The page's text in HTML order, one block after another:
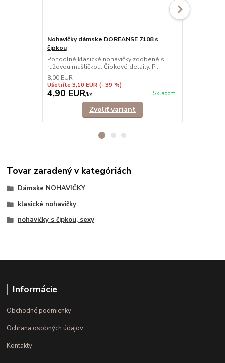
Nohavičky dámske DOREANSE 7108 s
čipkou
Pohodlné klasické nohavičky zdobené s
ružovou mašličkou. Čipkové detaily. P...
8,00 EUR
Ušetríte 3,10 EUR (- 39 %)
4,90 EUR/ks Skladom
Zvoliť variant
Tovar zaradený v kategóriách
Dámske NOHAVIČKY
klasické nohavičky
nohavičky s čipkou, sexy
Informácie
Obchodné podmienky
Ochrana osobných údajov
Kontakty